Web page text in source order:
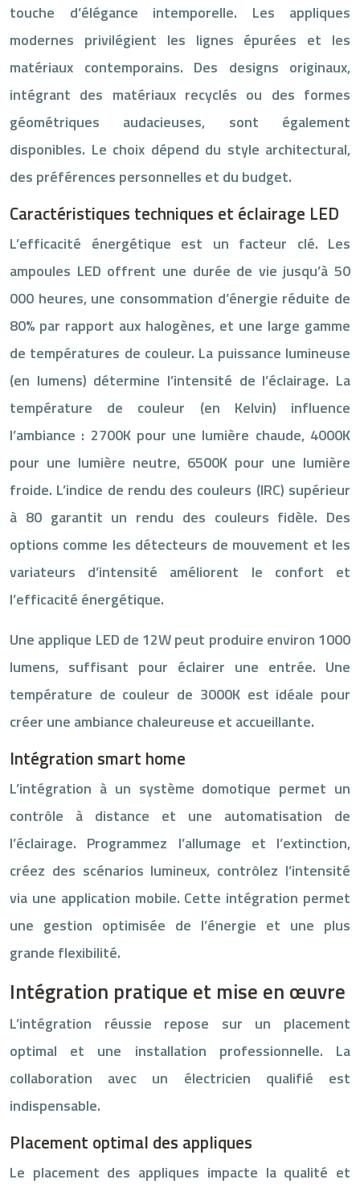
touche d’élégance intemporelle. Les appliques
modernes privilégient les lignes épurées et les
matériaux contemporains. Des designs originaux,
intégrant des matériaux recyclés ou des formes
géométriques audacieuses, sont également
disponibles. Le choix dépend du style architectural,
des préférences personnelles et du budget.
Caractéristiques techniques et éclairage LED
L’efficacité énergétique est un facteur clé. Les
ampoules LED offrent une durée de vie jusqu’à 50
000 heures, une consommation d’énergie réduite de
80% par rapport aux halogènes, et une large gamme
de températures de couleur. La puissance lumineuse
(en lumens) détermine l’intensité de l’éclairage. La
température de couleur (en Kelvin) influence
l’ambiance : 2700K pour une lumière chaude, 4000K
pour une lumière neutre, 6500K pour une lumière
froide. L’indice de rendu des couleurs (IRC) supérieur
à 80 garantit un rendu des couleurs fidèle. Des
options comme les détecteurs de mouvement et les
variateurs d’intensité améliorent le confort et
l’efficacité énergétique.
Une applique LED de 12W peut produire environ 1000
lumens, suffisant pour éclairer une entrée. Une
température de couleur de 3000K est idéale pour
créer une ambiance chaleureuse et accueillante.
Intégration smart home
L’intégration à un système domotique permet un
contrôle à distance et une automatisation de
l’éclairage. Programmez l’allumage et l’extinction,
créez des scénarios lumineux, contrôlez l’intensité
via une application mobile. Cette intégration permet
une gestion optimisée de l’énergie et une plus
grande flexibilité.
Intégration pratique et mise en œuvre
L’intégration réussie repose sur un placement
optimal et une installation professionnelle. La
collaboration avec un électricien qualifié est
indispensable.
Placement optimal des appliques
Le placement des appliques impacte la qualité et